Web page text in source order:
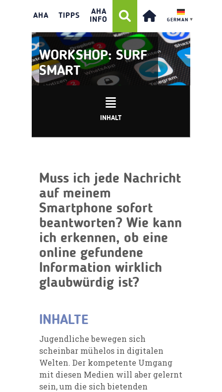
AHA TIPPS
AHA
INFO
GERMAN ▼
WORKSHOP: SURF
SMART
INHALT
Muss ich jede Nachricht
auf meinem
Smartphone sofort
beantworten? Wie kann
ich erkennen, ob eine
online gefundene
Information wirklich
glaubwürdig ist?
INHALTE
Jugendliche bewegen sich
scheinbar mühelos in digitalen
Welten. Der kompetente Umgang
mit diesen Medien will aber gelernt
sein, um die sich bietenden